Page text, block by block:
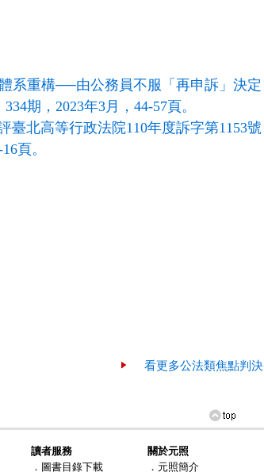
系重構──由公務員不服「再申訴」決定
期，2023年3月，44-57頁。
北高等行政法院110年度訴字第1153號
頁。
看更多公法類焦點判決
讀者服務
．圖書目錄下載
關於元照
．元照簡介